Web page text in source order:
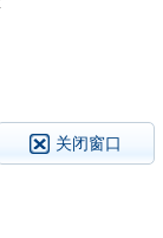
关闭窗口